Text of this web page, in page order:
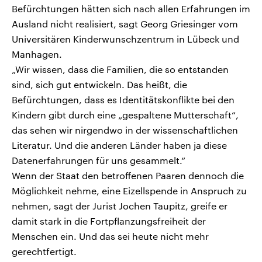
Befürchtungen hätten sich nach allen Erfahrungen im
Ausland nicht realisiert, sagt Georg Griesinger vom
Universitären Kinderwunschzentrum in Lübeck und
Manhagen.
„Wir wissen, dass die Familien, die so entstanden
sind, sich gut entwickeln. Das heißt, die
Befürchtungen, dass es Identitätskonflikte bei den
Kindern gibt durch eine „gespaltene Mutterschaft“,
das sehen wir nirgendwo in der wissenschaftlichen
Literatur. Und die anderen Länder haben ja diese
Datenerfahrungen für uns gesammelt.“
Wenn der Staat den betroffenen Paaren dennoch die
Möglichkeit nehme, eine Eizellspende in Anspruch zu
nehmen, sagt der Jurist Jochen Taupitz, greife er
damit stark in die Fortpflanzungsfreiheit der
Menschen ein. Und das sei heute nicht mehr
gerechtfertigt.